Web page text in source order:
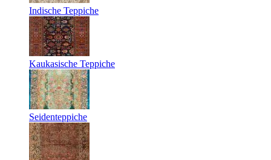
Indische Teppiche
Kaukasische Teppiche
Seidenteppiche